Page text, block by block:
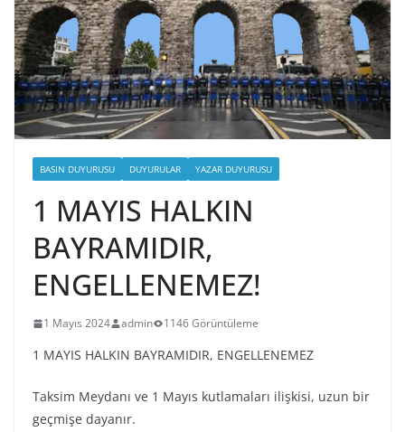
BASIN DUYURUSU DUYURULAR YAZAR DUYURUSU
1 MAYIS HALKIN
BAYRAMIDIR,
ENGELLENEMEZ!
1 Mayıs 2024 admin 1146 Görüntüleme
1 MAYIS HALKIN BAYRAMIDIR, ENGELLENEMEZ
Taksim Meydanı ve 1 Mayıs kutlamaları ilişkisi, uzun bir
geçmişe dayanır.